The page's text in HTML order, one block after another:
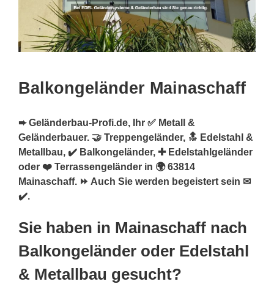
Balkongeländer Mainaschaff
➨ Geländerbau-Profi.de, Ihr ✅ Metall &
Geländerbauer. 🤝 Treppengeländer, 🔝 Edelstahl &
Metallbau, ✔️ Balkongeländer, ✚ Edelstahlgeländer
oder ❤️ Terrassengeländer in 🌍 63814
Mainaschaff. ⏩ Auch Sie werden begeistert sein ✉
✔️.
Sie haben in Mainaschaff nach
Balkongeländer oder Edelstahl
& Metallbau gesucht?